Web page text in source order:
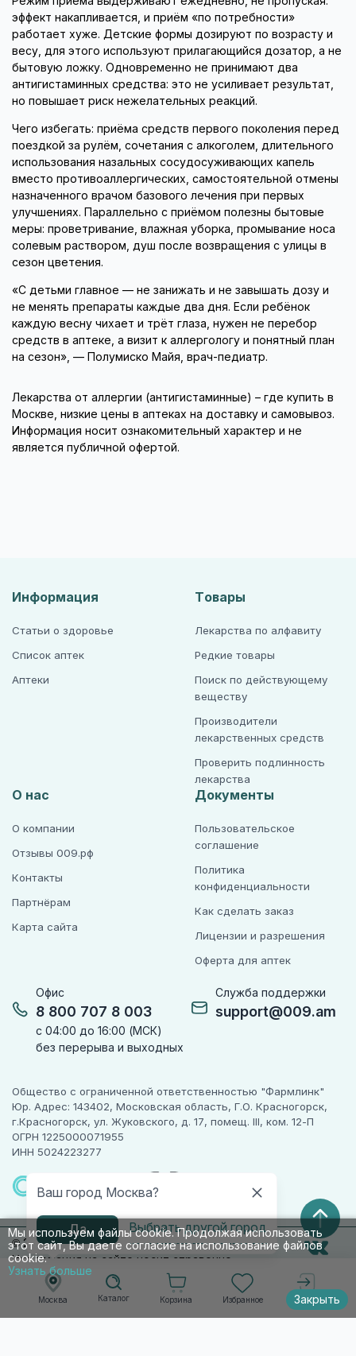
Москва
Ваш город Москва?
Да Выбрать другой город
Каталог Корзина Избранное Войти
эффект накапливается, и приём «по потребности»
работает хуже. Детские формы дозируют по возрасту и
весу, для этого используют прилагающийся дозатор, а не
бытовую ложку. Одновременно не принимают два
антигистаминных средства: это не усиливает результат,
но повышает риск нежелательных реакций.
Чего избегать: приёма средств первого поколения перед
поездкой за рулём, сочетания с алкоголем, длительного
использования назальных сосудосуживающих капель
вместо противоаллергических, самостоятельной отмены
назначенного врачом базового лечения при первых
улучшениях. Параллельно с приёмом полезны бытовые
меры: проветривание, влажная уборка, промывание носа
солевым раствором, душ после возвращения с улицы в
сезон цветения.
«С детьми главное — не занижать и не завышать дозу и
не менять препараты каждые два дня. Если ребёнок
каждую весну чихает и трёт глаза, нужен не перебор
средств в аптеке, а визит к аллергологу и понятный план
на сезон», — Полумиско Майя, врач-педиатр.
Лекарства от аллергии (антигистаминные) – где купить в
Москве, низкие цены в аптеках на доставку и самовывоз.
Информация носит ознакомительный характер и не
является публичной офертой.
Мы используем файлы cookie. Продолжая использовать
этот сайт, Вы даете согласие на использование файлов
cookie.
Узнать больше
Закрыть
Офис
8 800 707 8 003
с 04:00 до 16:00 (МСК)
без перерыва и выходных
Служба поддержки
support@009.am
Информация
Статьи о здоровье
Список аптек
Аптеки
Товары
Лекарства по алфавиту
Редкие товары
Поиск по действующему
веществу
Производители
лекарственных средств
Проверить подлинность
лекарства
О нас
О компании
Отзывы 009.рф
Контакты
Партнёрам
Карта сайта
Документы
Пользовательское
соглашение
Политика
конфиденциальности
Как сделать заказ
Лицензии и разрешения
Оферта для аптек
Общество с ограниченной ответственностью "Фармлинк"
Юр. Адрес: 143402, Московская область, Г.О. Красногорск,
г.Красногорск, ул. Жуковского, д. 17, помещ. III, ком. 12-П
ОГРН 1225000071955
ИНН 5024223277
© 2010-2026 009.РФ. Все права защищены
Информация на сайте носит справочно-
информационный характер и не является
публичной офертой п. 2 ст. 437 ГК РФ